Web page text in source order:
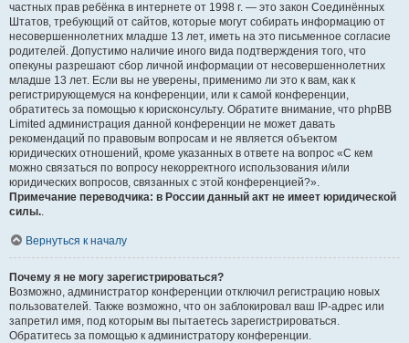
частных прав ребёнка в интернете от 1998 г. — это закон Соединённых
Штатов, требующий от сайтов, которые могут собирать информацию от
несовершеннолетних младше 13 лет, иметь на это письменное согласие
родителей. Допустимо наличие иного вида подтверждения того, что
опекуны разрешают сбор личной информации от несовершеннолетних
младше 13 лет. Если вы не уверены, применимо ли это к вам, как к
регистрирующемуся на конференции, или к самой конференции,
обратитесь за помощью к юрисконсульту. Обратите внимание, что phpBB
Limited администрация данной конференции не может давать
рекомендаций по правовым вопросам и не является объектом
юридических отношений, кроме указанных в ответе на вопрос «С кем
можно связаться по вопросу некорректного использования и/или
юридических вопросов, связанных с этой конференцией?».
Примечание переводчика: в России данный акт не имеет юридической
силы..
Вернуться к началу
Почему я не могу зарегистрироваться?
Возможно, администратор конференции отключил регистрацию новых
пользователей. Также возможно, что он заблокировал ваш IP-адрес или
запретил имя, под которым вы пытаетесь зарегистрироваться.
Обратитесь за помощью к администратору конференции.